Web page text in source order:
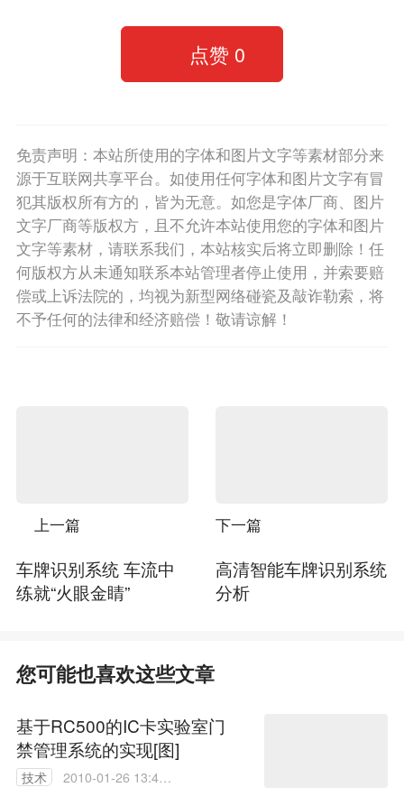
点赞 0
免责声明：本站所使用的字体和图片文字等素材部分来
源于互联网共享平台。如使用任何字体和图片文字有冒
犯其版权所有方的，皆为无意。如您是字体厂商、图片
文字厂商等版权方，且不允许本站使用您的字体和图片
文字等素材，请联系我们，本站核实后将立即删除！任
何版权方从未通知联系本站管理者停止使用，并索要赔
偿或上诉法院的，均视为新型网络碰瓷及敲诈勒索，将
不予任何的法律和经济赔偿！敬请谅解！
上一篇
车牌识别系统 车流中
练就“火眼金睛”
下一篇
高清智能车牌识别系统
分析
您可能也喜欢这些文章
基于RC500的IC卡实验室门
禁管理系统的实现[图]
技术
2010-01-26 13:42: